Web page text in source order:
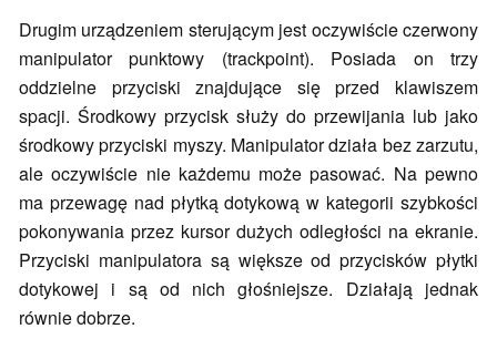
Drugim urządzeniem sterującym jest oczywiście czerwony
manipulator punktowy (trackpoint). Posiada on trzy
oddzielne przyciski znajdujące się przed klawiszem
spacji. Środkowy przycisk służy do przewijania lub jako
środkowy przyciski myszy. Manipulator działa bez zarzutu,
ale oczywiście nie każdemu może pasować. Na pewno
ma przewagę nad płytką dotykową w kategorii szybkości
pokonywania przez kursor dużych odległości na ekranie.
Przyciski manipulatora są większe od przycisków płytki
dotykowej i są od nich głośniejsze. Działają jednak
równie dobrze.